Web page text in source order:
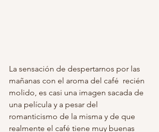
La sensación de despertarnos por las
mañanas con el aroma del café  recién
molido, es casi una imagen sacada de
una película y a pesar del
romanticismo de la misma y de que
realmente el café tiene muy buenas